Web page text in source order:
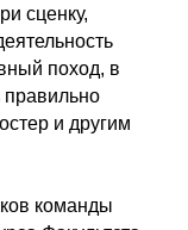
сценку,
поход, в
правильно
и другим
команды